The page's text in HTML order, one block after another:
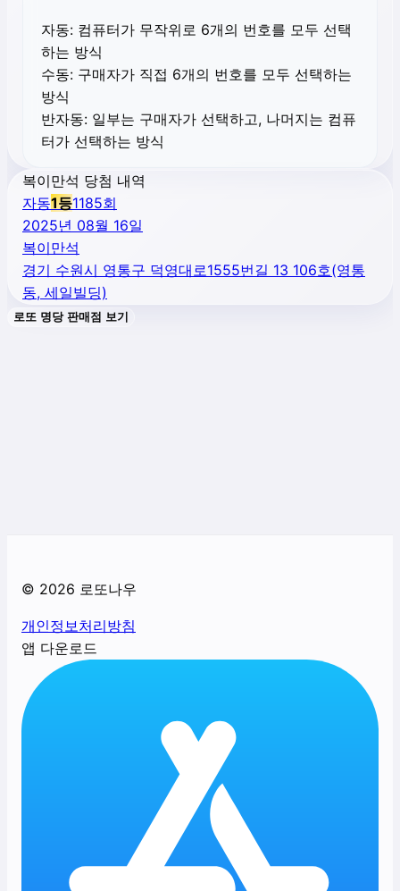
자동: 컴퓨터가 무작위로 6개의 번호를 모두 선택
하는 방식
수동: 구매자가 직접 6개의 번호를 모두 선택하는
방식
반자동: 일부는 구매자가 선택하고, 나머지는 컴퓨
터가 선택하는 방식
복이만석 당첨 내역
자동1등1185회
2025년 08월 16일
복이만석
경기 수원시 영통구 덕영대로1555번길 13 106호(영통
동, 세일빌딩)
로또 명당 판매점 보기
© 2026 로또나우
개인정보처리방침
앱 다운로드